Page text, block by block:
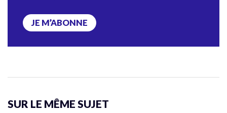
JE M’ABONNE
SUR LE MÊME SUJET